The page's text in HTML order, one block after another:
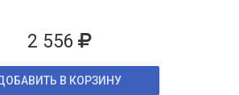
2 556
В КОРЗИНУ